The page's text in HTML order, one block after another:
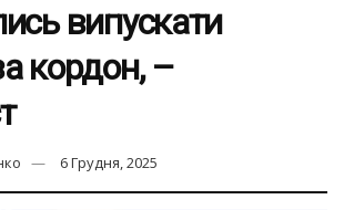
випускати
кордон, –
6 Грудня, 2025